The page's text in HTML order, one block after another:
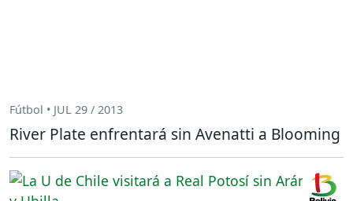
Fútbol • JUL 29 / 2013
River Plate enfrentará sin Avenatti a Blooming